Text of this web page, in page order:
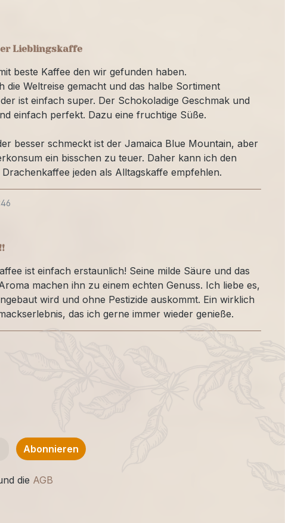
Lieblingskaffe
beste Kaffee den wir gefunden haben.
die Weltreise gemacht und das halbe Sortiment
ist einfach super. Der Schokoladige Geschmak und
einfach perfekt. Dazu eine fruchtige Süße.
besser schmeckt ist der Jamaica Blue Mountain, aber
ein bisschen zu teuer. Daher kann ich den
jeden als Alltagskaffe empfehlen.
ist einfach erstaunlich! Seine milde Säure und das
machen ihn zu einem echten Genuss. Ich liebe es,
wird und ohne Pestizide auskommt. Ein wirklich
das ich gerne immer wieder genieße.
Abonnieren
die AGB